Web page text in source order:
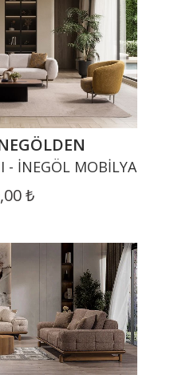
- İNEGÖL MOBILYA
₺